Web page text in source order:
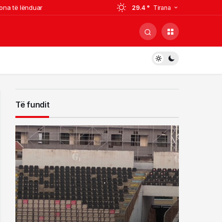
të lënduar
29.4 ° Tirana
Të fundit